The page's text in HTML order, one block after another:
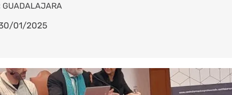
GUADALAJARA
01/2025